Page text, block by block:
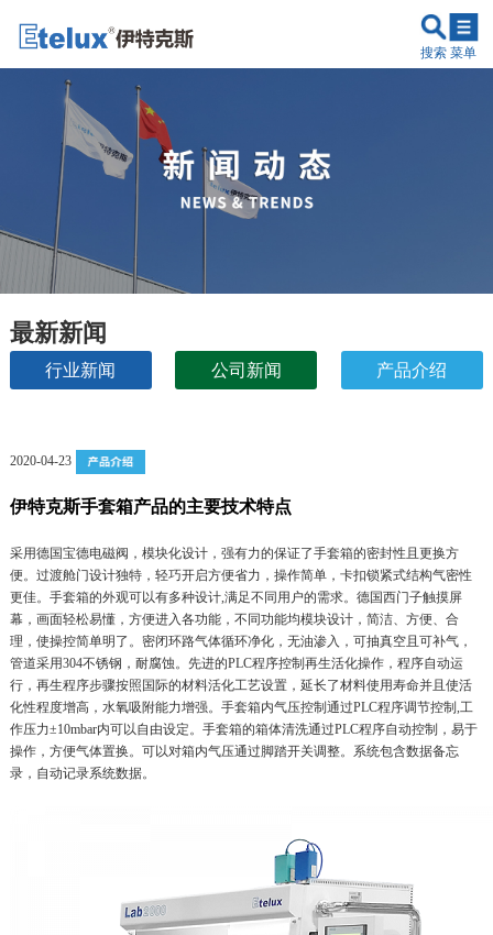
菜单
搜索
最新新闻
行业新闻 公司新闻 产品介绍
2020-04-23
伊特克斯手套箱产品的主要技术特点
采用德国宝德电磁阀，模块化设计，强有力的保证了手套箱的密封性且更换方
便。过渡舱门设计独特，轻巧开启方便省力，操作简单，卡扣锁紧式结构气密性
更佳。 手套箱的外观可以有多种设计,满足不同用户的需求。德国西门子触摸屏
幕，画面轻松易懂，方便进入各功能，不同功能均模块设计，简洁、方便、合
理，使操控简单明了。密闭环路气体循环净化，无油渗入，可抽真空且可补气，
管道采用304不锈钢，耐腐蚀。先进的PLC程序控制再生活化操作，程序自动运
行，再生程序步骤按照国际的材料活化工艺设置，延长了材料使用寿命并且使活
化性程度增高，水氧吸附能力增强。 手套箱内气压控制通过PLC程序调节控制,工
作压力±10mbar内可以自由设定。 手套箱的箱体清洗通过PLC程序自动控制，易于
操作，方便气体置换。可以对箱内气压通过脚踏开关调整。系统包含数据备忘
录，自动记录系统数据。